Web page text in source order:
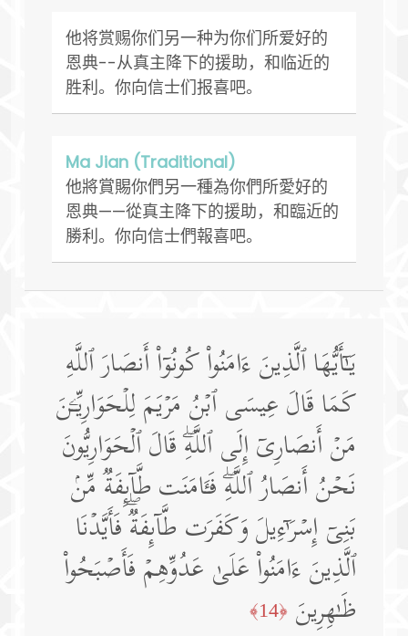
他将赏赐你们另一种为你们所爱好的
恩典--从真主降下的援助，和临近的
胜利。你向信士们报喜吧。
Ma Jian (Traditional)
他將賞賜你們另一種為你們所愛好的
恩典——從真主降下的援助，和臨近的
勝利。你向信士們報喜吧。
یَـٰۤأَیُّهَا ٱلَّذِینَ ءَامَنُوا۟ كُونُوۤا۟ أَنصَارَ ٱللَّهِ
كَمَا قَالَ عِیسَى ٱبۡنُ مَرۡیَمَ لِلۡحَوَارِیِّـۧنَ
مَنۡ أَنصَارِیۤ إِلَى ٱللَّهِۖ قَالَ ٱلۡحَوَارِیُّونَ
نَحۡنُ أَنصَارُ ٱللَّهِۖ فَـَٔامَنَت طَّاۤىِٕفَةࣱ مِّنۢ
بَنِیۤ إِسۡرَ ٰ⁠ۤءِیلَ وَكَفَرَت طَّاۤىِٕفَةࣱۖ فَأَیَّدۡنَا
ٱلَّذِینَ ءَامَنُوا۟ عَلَىٰ عَدُوِّهِمۡ فَأَصۡبَحُوا۟
ظَـٰهِرِینَ ﴿14﴾